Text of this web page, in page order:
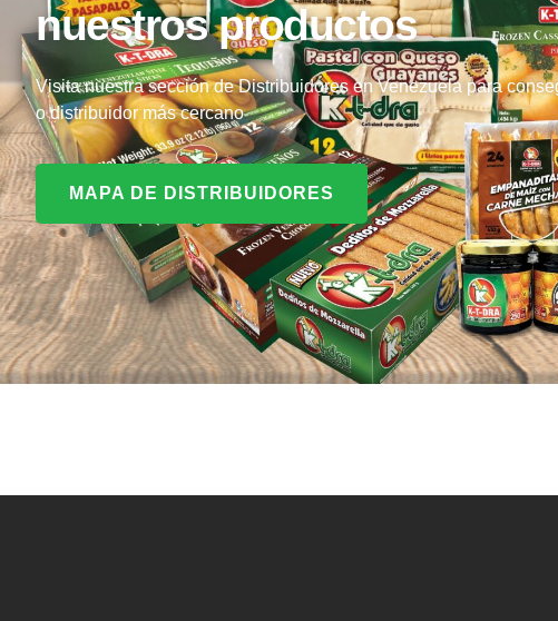
nuestros productos
Visita nuestra sección de Distribuidores en Venezuela para
o distribuidor más cercano
MAPA DE DISTRIBUIDORES